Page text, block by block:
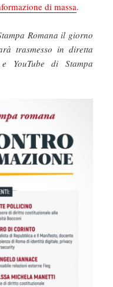
di massa.
Romana il giorno
trasmesso in diretta
YouTube di Stampa